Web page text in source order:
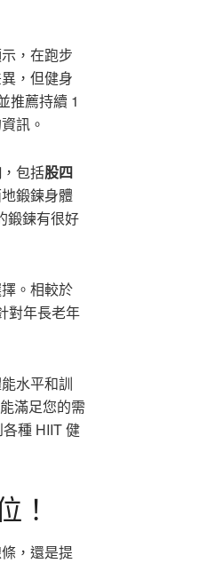
，在跑步
，但健身
推薦持續 1
訊。
，包括股四
鍛鍊身體
鍛鍊有很好
。相較於
對年長老年
水平和訓
滿足您的需
種 HIIT 健
！
，還是提